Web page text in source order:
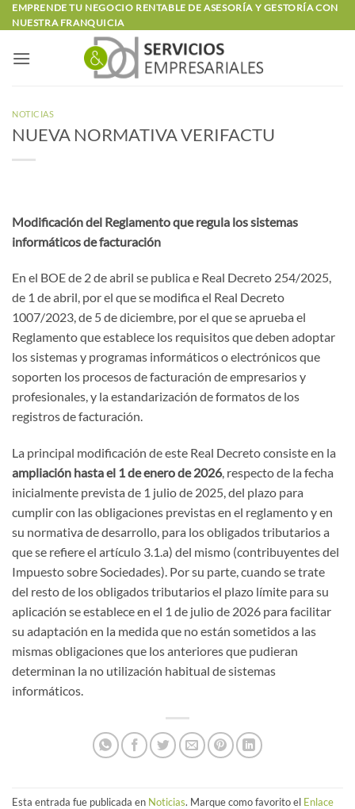
Saltar
al
EMPRENDE TU NEGOCIO RENTABLE DE ASESORÍA Y GESTORÍA CON
NUESTRA FRANQUICIA
NOTICIAS
NUEVA NORMATIVA VERIFACTU
Modificación del Reglamento que regula los sistemas
informáticos de facturación
En el BOE de 2 de abril se publica e Real Decreto 254/2025,
de 1 de abril, por el que se modifica el Real Decreto
1007/2023, de 5 de diciembre, por el que se aprueba el
Reglamento que establece los requisitos que deben adoptar
los sistemas y programas informáticos o electrónicos que
soporten los procesos de facturación de empresarios y
profesionales, y la estandarización de formatos de los
registros de facturación.
La principal modificación de este Real Decreto consiste en la
ampliación hasta el 1 de enero de 2026, respecto de la fecha
inicialmente prevista de 1 julio de 2025, del plazo para
cumplir con las obligaciones previstas en el reglamento y en
su normativa de desarrollo, para los obligados tributarios a
que se refiere el artículo 3.1.a) del mismo (contribuyentes del
Impuesto sobre Sociedades). Por su parte, cuando se trate
del resto de los obligados tributarios el plazo límite para su
aplicación se establece en el 1 de julio de 2026 para facilitar
su adaptación en la medida que no están sometidos a las
mismas obligaciones que los anteriores que pudieran
determinan la no utilización habitual de sistemas
informáticos.
Esta entrada fue publicada en Noticias. Marque como favorito el Enlace